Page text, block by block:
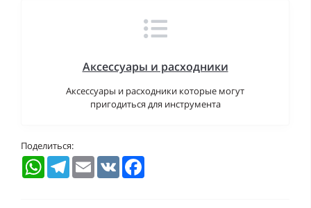
Аксессуары и расходники
Аксессуары и расходники которые могут
пригодиться для инструмента
Поделиться:
WhatsAppTelegramEmail VK